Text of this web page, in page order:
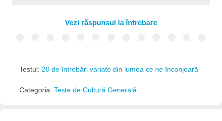
Vezi răspunsul la întrebare
Testul: 20 de întrebări variate din lumea ce ne înconjoară
Categoria: Teste de Cultură Generală